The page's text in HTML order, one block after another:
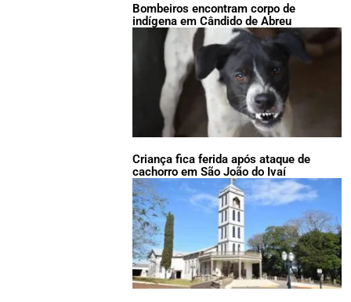
Bombeiros encontram corpo de
indígena em Cândido de Abreu
Criança fica ferida após ataque de
cachorro em São João do Ivaí